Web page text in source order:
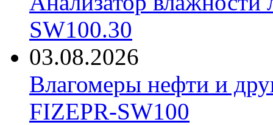
SW100.30
03.08.2026
Влагомеры нефти и
FIZEPR-SW100